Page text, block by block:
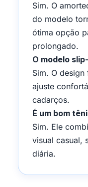
Sim. O
do modelo
ótima opção
prolongado.
O modelo
Sim. O
ajuste
cadarços.
É um bom
Sim. Ele
visual casual,
diária.